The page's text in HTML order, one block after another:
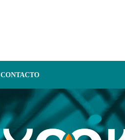
CONTACTO